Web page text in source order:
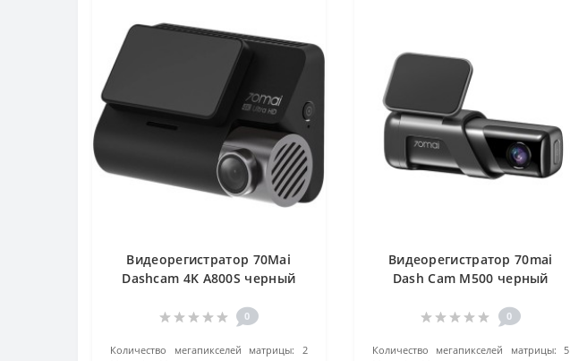
Видеорегистратор 70Mai
Dashcam 4K A800S черный
0
Количество мегапикселей матрицы:
2
Видеорегистратор 70mai
Dash Cam M500 черный
0
Количество мегапикселей матрицы:
5